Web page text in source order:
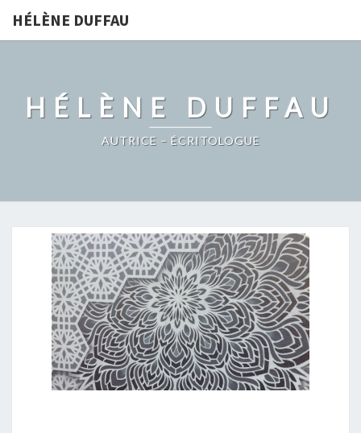
HÉLÈNE DUFFAU
HÉLÈNE DUFFAU
AUTRICE – ÉCRITOLOGUE